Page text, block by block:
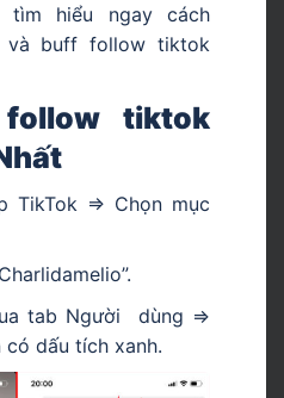
tìm hiểu ngay cách
buff follow tiktok
tiktok
TikTok => Chọn mục
tab Người dùng =>
dấu tích xanh.